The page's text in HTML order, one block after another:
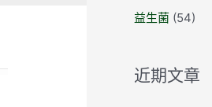
益生菌 (54)
近期文章